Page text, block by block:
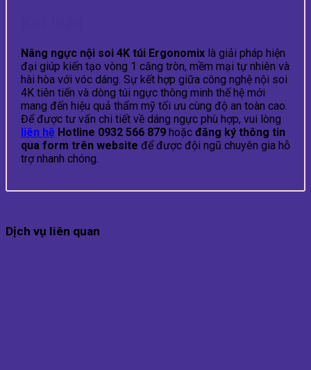
Nâng ngực nội soi 4K túi Ergonomix là giải pháp hiện
đại giúp kiến tạo vòng 1 căng tròn, mềm mại tự nhiên và
hài hòa với vóc dáng. Sự kết hợp giữa công nghệ nội soi
4K tiên tiến và dòng túi ngực thông minh thế hệ mới
mang đến hiệu quả thẩm mỹ tối ưu cùng độ an toàn cao.
Để được tư vấn chi tiết về dáng ngực phù hợp, vui lòng
liên hệ Hotline 0932 566 879 hoặc đăng ký thông tin
qua form trên website để được đội ngũ chuyên gia hỗ
trợ nhanh chóng.
Dịch vụ liên quan